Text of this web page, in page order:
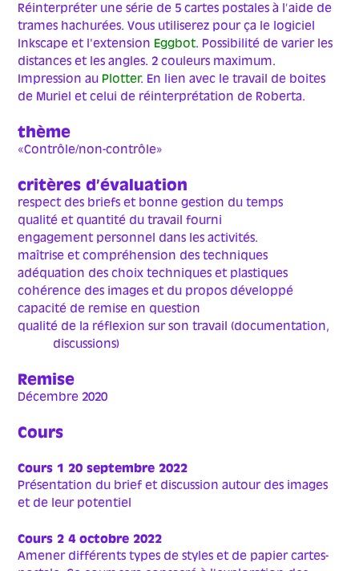
Réinterpréter une série de 5 cartes postales à l’aide de
trames hachurées. Vous utiliserez pour ça le logiciel
Inkscape et l'extension Eggbot. Possibilité de varier les
distances et les angles. 2 couleurs maximum.
Impression au Plotter. En lien avec le travail de boites
de Muriel et celui de réinterprétation de Roberta.
thème
«Contrôle/non-contrôle»
critères d’évaluation
respect des briefs et bonne gestion du temps
qualité et quantité du travail fourni
engagement personnel dans les activités.
maîtrise et compréhension des techniques
adéquation des choix techniques et plastiques
cohérence des images et du propos développé
capacité de remise en question
qualité de la réflexion sur son travail (documentation,
discussions)
Remise
Décembre 2020
Cours
Cours 1 20 septembre 2022
Présentation du brief et discussion autour des images
et de leur potentiel
Cours 2 4 octobre 2022
Amener différents types de styles et de papier cartes-